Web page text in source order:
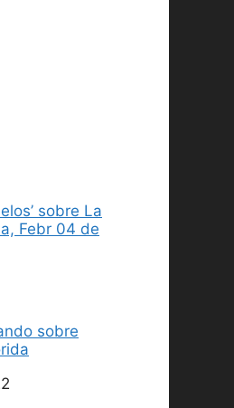
sobre La
Febr 04 de
sobre